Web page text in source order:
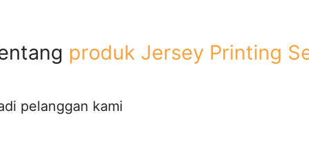
produk Jersey Printing
pelanggan kami